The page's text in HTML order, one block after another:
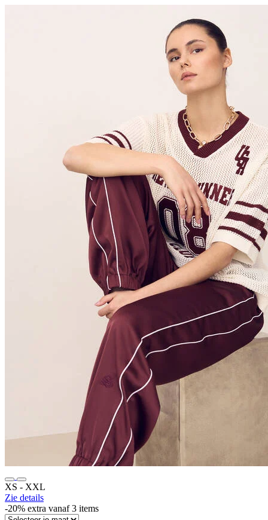
XS ‐ XXL
Zie details
-20% extra vanaf 3 items